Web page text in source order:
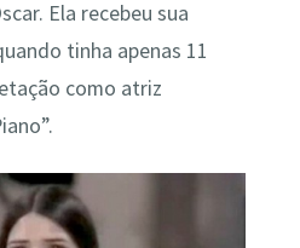
Ela recebeu sua
tinha apenas 11
como atriz